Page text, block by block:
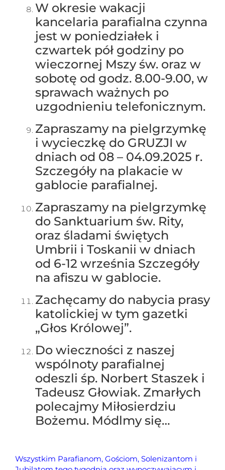
W okresie wakacji
kancelaria parafialna czynna
jest w poniedziałek i
czwartek pół godziny po
wieczornej Mszy św. oraz w
sobotę od godz. 8.00-9.00, w
sprawach ważnych po
uzgodnieniu telefonicznym.
Zapraszamy na pielgrzymkę
i wycieczkę do GRUZJI w
dniach od 08 – 04.09.2025 r.
Szczegóły na plakacie w
gablocie parafialnej.
Zapraszamy na pielgrzymkę
do Sanktuarium św. Rity,
oraz śladami świętych
Umbrii i Toskanii w dniach
od 6-12 września Szczegóły
na afiszu w gablocie.
Zachęcamy do nabycia prasy
katolickiej w tym gazetki
„Głos Królowej”.
Do wieczności z naszej
wspólnoty parafialnej
odeszli śp. Norbert Staszek i
Tadeusz Głowiak. Zmarłych
polecajmy Miłosierdziu
Bożemu. Módlmy się…
Wszystkim Parafianom, Gościom, Solenizantom i